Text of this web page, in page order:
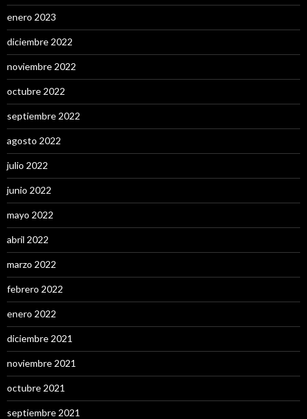
enero 2023
diciembre 2022
noviembre 2022
octubre 2022
septiembre 2022
agosto 2022
julio 2022
junio 2022
mayo 2022
abril 2022
marzo 2022
febrero 2022
enero 2022
diciembre 2021
noviembre 2021
octubre 2021
septiembre 2021